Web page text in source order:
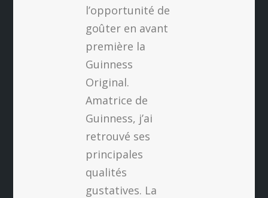
l’opportunité de
goûter en avant
première la
Guinness
Original.
Amatrice de
Guinness, j’ai
retrouvé ses
principales
qualités
gustatives. La